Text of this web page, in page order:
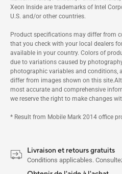
Xeon Inside are trademarks of Intel
U.S. and/or other countries.
Product specifications may differ from
that you check with your local dealers
available in your country. Colors of
due to variations caused by
photographic variables and conditions,
differ from images shown on this
most accurate and comprehensive
we reserve the right to make changes
* Result from Mobile Mark 2014 office
Livraison et retours gratuits
Conditions applicables.